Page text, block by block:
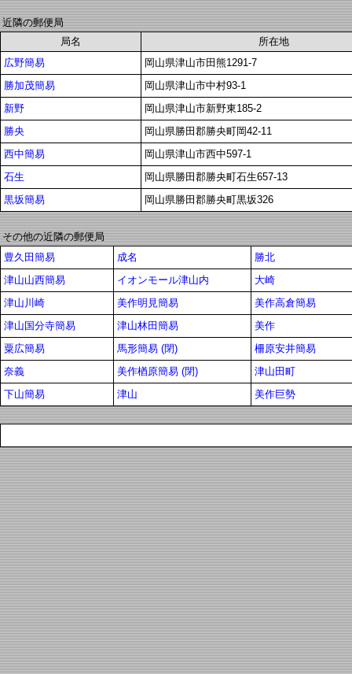
近隣の郵便局
局名
所在地
広野簡易
岡山県津山市田熊1291-7
勝加茂簡易
岡山県津山市中村93-1
新野
岡山県津山市新野東185-2
勝央
岡山県勝田郡勝央町岡42-11
西中簡易
岡山県津山市西中597-1
石生
岡山県勝田郡勝央町石生657-13
黒坂簡易
岡山県勝田郡勝央町黒坂326
その他の近隣の郵便局
豊久田簡易
成名
勝北
津山山西簡易
イオンモール津山内
大崎
津山川崎
美作明見簡易
美作高倉簡易
津山国分寺簡易
津山林田簡易
美作
粟広簡易
馬形簡易 (閉)
柵原安井簡易
奈義
美作楢原簡易 (閉)
津山田町
下山簡易
津山 美作巨勢